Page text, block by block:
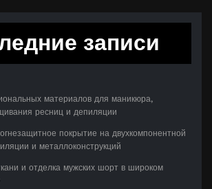
записи
материалов для маникюра,
ресниц и депиляции
покрытие на двухкомпонентной
и металлоконструкций
и отделка мужских шорт в широком